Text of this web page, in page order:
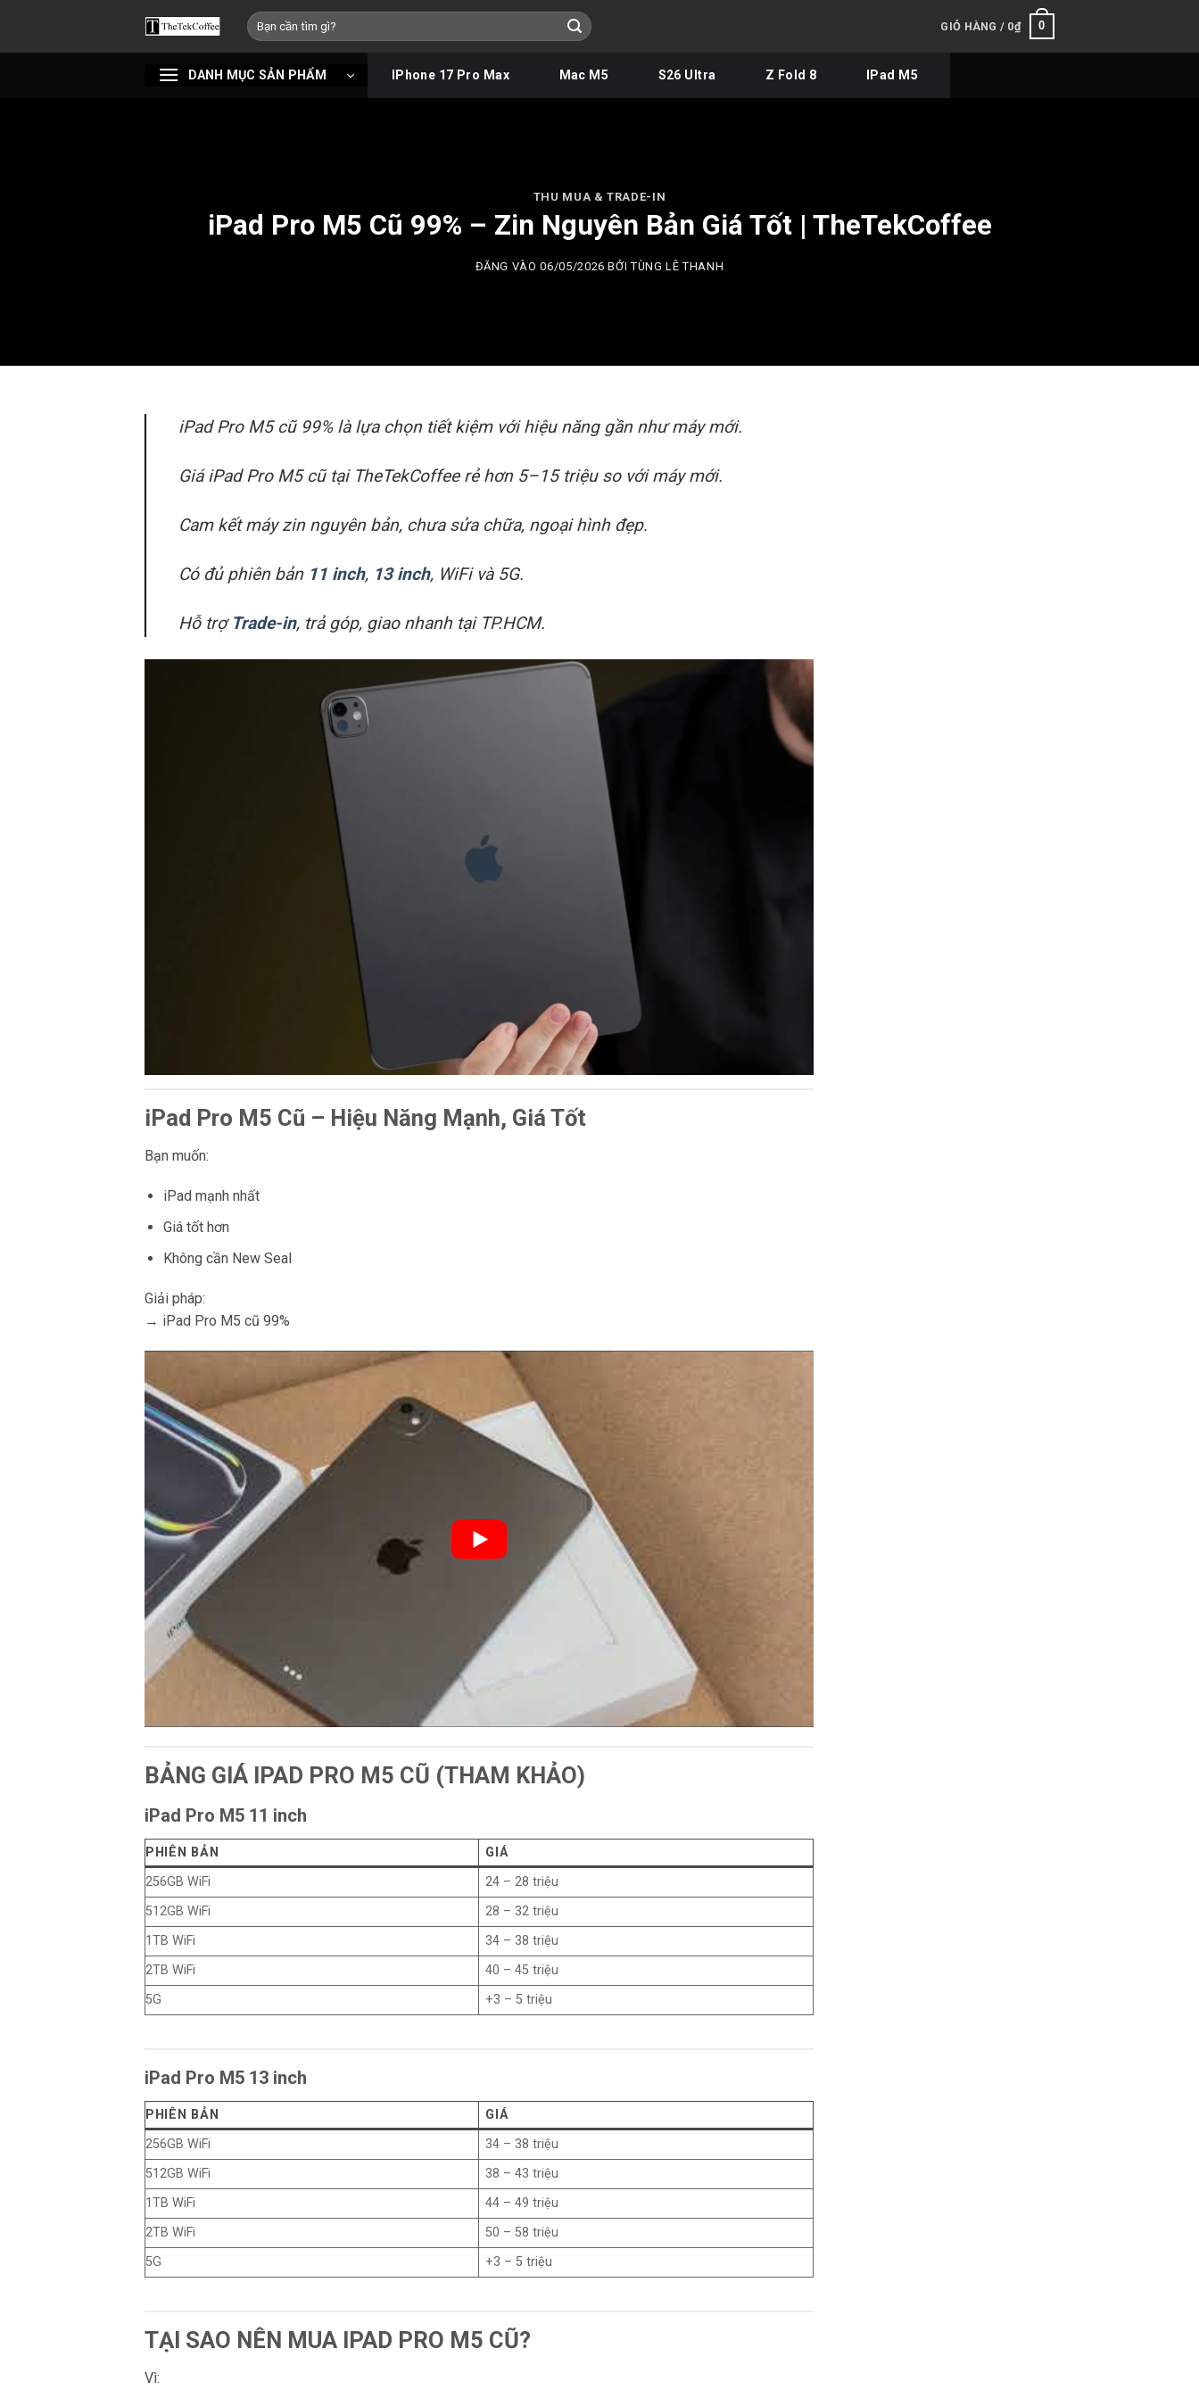
nội
Tìm
kiếm:
GIỎ HÀNG / 0₫ 0
DANH MỤC SẢN PHẨM IPhone 17 Pro Max Mac M5 S26 Ultra Z Fold 8 IPad M5
THU MUA & TRADE-IN
iPad Pro M5 Cũ 99% – Zin Nguyên Bản Giá Tốt | TheTekCoffee
ĐĂNG VÀO06/05/2026 BỞITÙNG LÊ THANH
iPad Pro M5 cũ 99% là lựa chọn tiết kiệm với hiệu năng gần như máy mới.
Giá iPad Pro M5 cũ tại TheTekCoffee rẻ hơn 5–15 triệu so với máy mới.
Cam kết máy zin nguyên bản, chưa sửa chữa, ngoại hình đẹp.
Có đủ phiên bản 11 inch, 13 inch, WiFi và 5G.
Hỗ trợ Trade-in, trả góp, giao nhanh tại TP.HCM.
iPad Pro M5 Cũ – Hiệu Năng Mạnh, Giá Tốt
Bạn muốn:
iPad mạnh nhất
Giá tốt hơn
Không cần New Seal
Giải pháp:
→ iPad Pro M5 cũ 99%
BẢNG GIÁ IPAD PRO M5 CŨ (THAM KHẢO)
iPad Pro M5 11 inch
PHIÊN BẢN
GIÁ
256GB WiFi
24 – 28 triệu
512GB WiFi
28 – 32 triệu
1TB WiFi
34 – 38 triệu
2TB WiFi
40 – 45 triệu
5G
+3 – 5 triệu
iPad Pro M5 13 inch
PHIÊN BẢN
GIÁ
256GB WiFi
34 – 38 triệu
512GB WiFi
38 – 43 triệu
1TB WiFi
44 – 49 triệu
2TB WiFi
50 – 58 triệu
5G
+3 – 5 triệu
TẠI SAO NÊN MUA IPAD PRO M5 CŨ?
Vì: